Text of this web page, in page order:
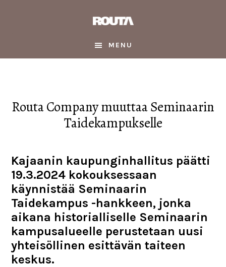
MENU
Routa Company muuttaa Seminaarin
Taidekampukselle
Kajaanin kaupunginhallitus päätti
19.3.2024 kokouksessaan
käynnistää Seminaarin
Taidekampus -hankkeen, jonka
aikana historialliselle Seminaarin
kampusalueelle perustetaan uusi
yhteisöllinen esittävän taiteen
keskus.